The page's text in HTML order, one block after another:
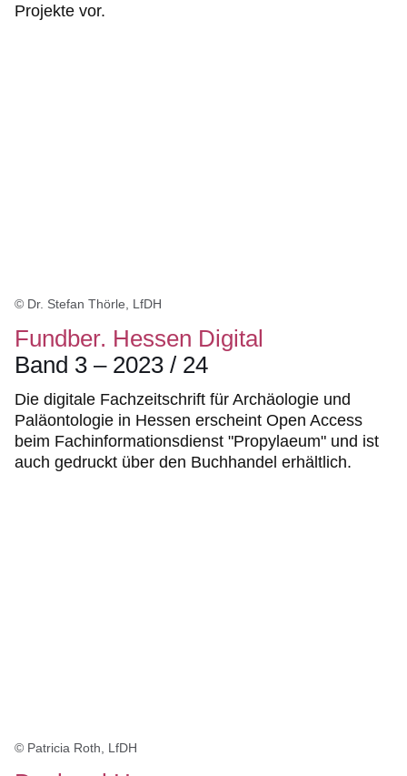
Projekte vor.
© Dr. Stefan Thörle, LfDH
Fundber. Hessen Digital
Band 3 – 2023 / 24
Die digitale Fachzeitschrift für Archäologie und
Paläontologie in Hessen erscheint Open Access
beim Fachinformationsdienst "Propylaeum" und ist
auch gedruckt über den Buchhandel erhältlich.
© Patricia Roth, LfDH